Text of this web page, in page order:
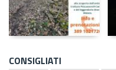
CONSIGLIATI